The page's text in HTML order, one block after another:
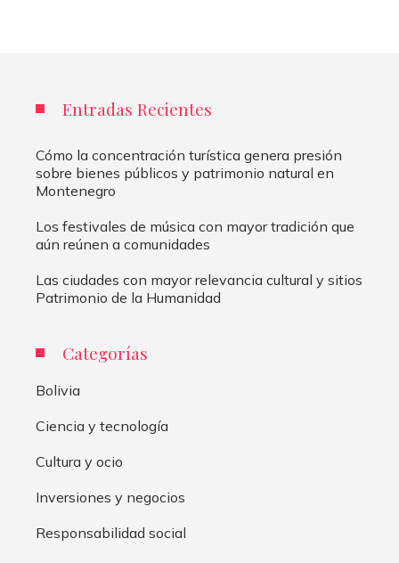
Entradas Recientes
Cómo la concentración turística genera presión
sobre bienes públicos y patrimonio natural en
Montenegro
Los festivales de música con mayor tradición que
aún reúnen a comunidades
Las ciudades con mayor relevancia cultural y sitios
Patrimonio de la Humanidad
Categorías
Bolivia
Ciencia y tecnología
Cultura y ocio
Inversiones y negocios
Responsabilidad social